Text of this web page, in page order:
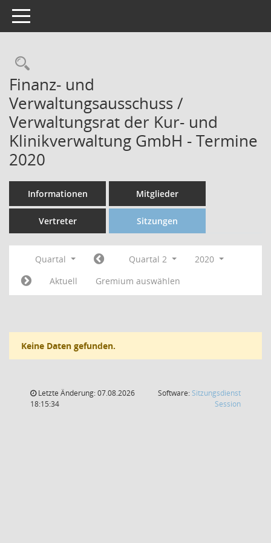
Toggle navigation
Finanz- und
Verwaltungsausschuss /
Verwaltungsrat der Kur- und
Klinikverwaltung GmbH - Termine
2020
Informationen Mitglieder
Vertreter Sitzungen
Quartal Quartal 2
2020
Aktuell
Gremium auswählen
Keine Daten gefunden.
Letzte Änderung: 07.08.2026
18:15:34
Software: Sitzungsdienst
Session(Wird in